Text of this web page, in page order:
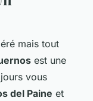
mais tout
est une
vous
del Paine et